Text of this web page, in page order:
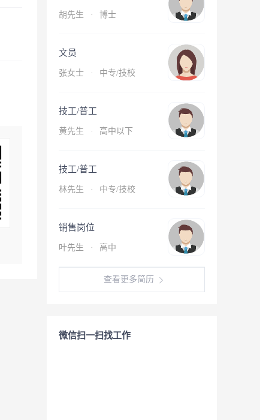
胡先生 · 博士
文员
张女士 · 中专/技校
技工/普工
黄先生 · 高中以下
技工/普工
林先生 · 中专/技校
销售岗位
叶先生 · 高中
查看更多简历
微信扫一扫找工作